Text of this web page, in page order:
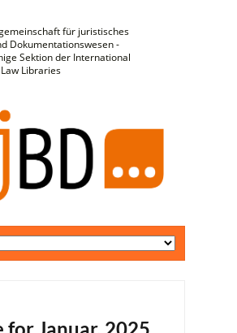
für juristisches
Dokumentationswesen -
Sektion der International
Libraries